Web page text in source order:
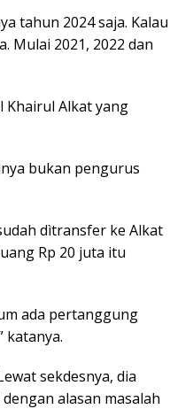
tahun 2024 saja. Kalau
Mulai 2021, 2022 dan
Khairul Alkat yang
bukan pengurus
dìtransfer ke Alkat
Rp 20 juta itu
ada pertanggung
katanya.
sekdesnya, dia
alasan masalah